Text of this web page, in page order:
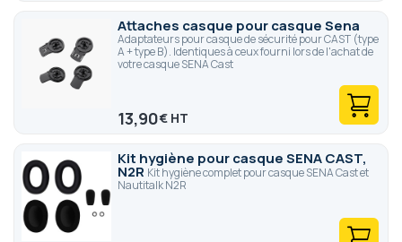
Attaches casque pour casque Sena
Adaptateurs pour casque de sécurité pour CAST (type
A + type B). Identiques à ceux fourni lors de l'achat de
votre casque SENA Cast
13,90€
Kit hygiène pour casque SENA CAST,
N2R Kit hygiène complet pour casque SENA Cast et
Nautitalk N2R